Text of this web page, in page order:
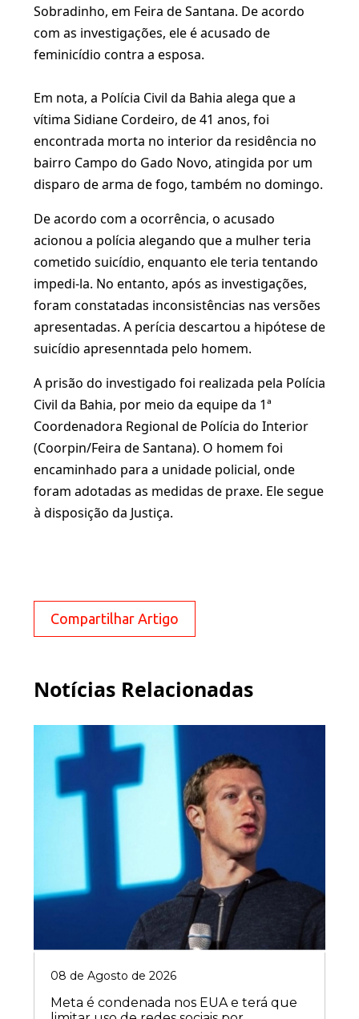
Sobradinho, em Feira de Santana. De acordo
com as investigações, ele é acusado de
feminicídio contra a esposa.
Em nota, a Polícia Civil da Bahia alega que a
vítima Sidiane Cordeiro, de 41 anos, foi
encontrada morta no interior da residência no
bairro Campo do Gado Novo, atingida por um
disparo de arma de fogo, também no domingo.
De acordo com a ocorrência, o acusado
acionou a polícia alegando que a mulher teria
cometido suicídio, enquanto ele teria tentando
impedi-la. No entanto, após as investigações,
foram constatadas inconsistências nas versões
apresentadas. A perícia descartou a hipótese de
suicídio apresenntada pelo homem.
A prisão do investigado foi realizada pela Polícia
Civil da Bahia, por meio da equipe da 1ª
Coordenadora Regional de Polícia do Interior
(Coorpin/Feira de Santana). O homem foi
encaminhado para a unidade policial, onde
foram adotadas as medidas de praxe. Ele segue
à disposição da Justiça.
Compartilhar Artigo
Notícias Relacionadas
08 de Agosto de 2026
Meta é condenada nos EUA e terá que